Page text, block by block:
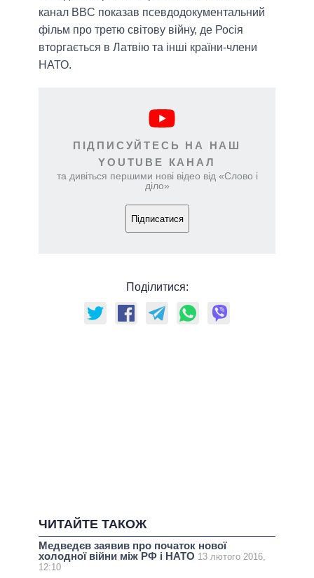
канал BBC показав псевдодокументальний
фільм про третю світову війну, де Росія
вторгається в Латвію та інші країни-члени
НАТО.
ПІДПИСУЙТЕСЬ НА НАШ
YOUTUBE КАНАЛ
та дивіться першими нові відео від «Слово і
діло»
Підписатися
Поділитися:
ЧИТАЙТЕ ТАКОЖ
Медведєв заявив про початок нової
холодної війни між РФ і НАТО 13 лютого 2016,
12:10